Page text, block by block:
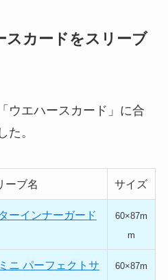
スカードをスリーブ
ウエハースカード」に合
た。
ーブ名 サイズ
ーインナーガード
60×87m
m
ニ パーフェクトサ
60×87m